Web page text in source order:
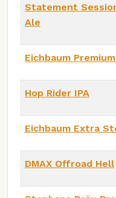
Statement
Ale
Eichbaum
Hop Rider IPA
Eichbaum Extra
DMAX Offroad Hell